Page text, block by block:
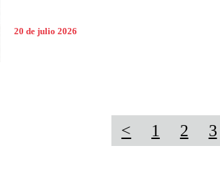
20 de julio 2026
< 1 2 3